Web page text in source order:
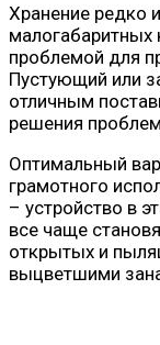
Хранение редко
малогабаритных
проблемой для
Пустующий или
отличным
решения
Оптимальный
грамотного
– устройство в
все чаще
открытых и
выцветшими